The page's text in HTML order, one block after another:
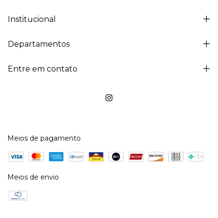
Institucional
Departamentos
Entre em contato
Meios de pagamento
Meios de envio